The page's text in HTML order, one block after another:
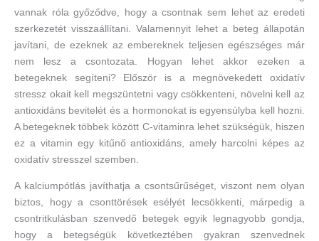
vannak róla győződve, hogy a csontnak sem lehet az eredeti
szerkezetét visszaállítani. Valamennyit lehet a beteg állapotán
javítani, de ezeknek az embereknek teljesen egészséges már
nem lesz a csontozata. Hogyan lehet akkor ezeken a
betegeknek segíteni? Először is a megnövekedett oxidatív
stressz okait kell megszüntetni vagy csökkenteni, növelni kell az
antioxidáns bevitelét és a hormonokat is egyensúlyba kell hozni.
A betegeknek többek között C-vitaminra lehet szükségük, hiszen
ez a vitamin egy kitűnő antioxidáns, amely harcolni képes az
oxidatív stresszel szemben.
A kalciumpótlás javíthatja a csontsűrűséget, viszont nem olyan
biztos, hogy a csonttörések esélyét lecsökkenti, márpedig a
csontritkulásban szenvedő betegek egyik legnagyobb gondja,
hogy a betegségük következtében gyakran szenvednek